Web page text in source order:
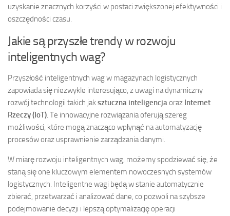
uzyskanie znacznych korzyści w postaci zwiększonej efektywności i
oszczędności czasu.
Jakie są przyszłe trendy w rozwoju
inteligentnych wag?
Przyszłość inteligentnych wag w magazynach logistycznych
zapowiada się niezwykle interesująco, z uwagi na dynamiczny
rozwój technologii takich jaksztuczna inteligencjaoraz Internet
Rzeczy (IoT). Te innowacyjne rozwiązania oferują szereg
możliwości, które mogą znacząco wpłynąć na automatyzację
procesów oraz usprawnienie zarządzania danymi.
W miarę rozwoju inteligentnych wag, możemy spodziewać się, że
staną się one kluczowym elementem nowoczesnych systemów
logistycznych. Inteligentne wagi będą w stanie automatycznie
zbierać, przetwarzać i analizować dane, co pozwoli na szybsze
podejmowanie decyzji i lepszą optymalizację operacji